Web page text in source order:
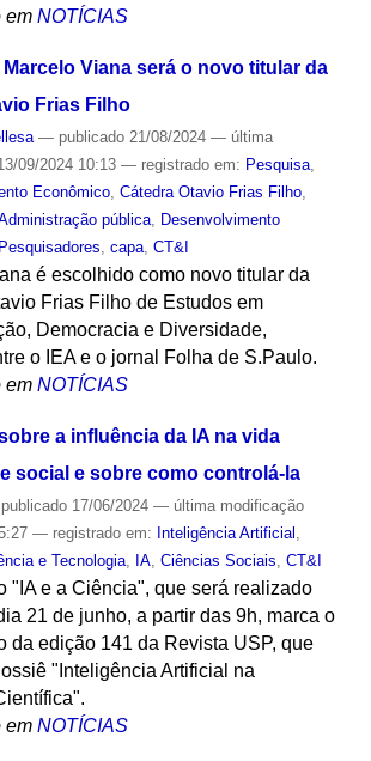
em NOTÍCIAS
Marcelo Viana será o novo titular da
Frias Filho
— publicado21/08/2024 — última
09/2024 10:13 — registrado em: Pesquisa,
Econômico, Cátedra Otavio Frias Filho,
pública,
Desenvolvimento
Pesquisadores capa, CT&I
é escolhido como novo titular da
Frias Filho de Estudos em
Democracia e Diversidade,
o IEA e o jornal Folha de S.Paulo.
em NOTÍCIAS
a influência da IA na vida
social e sobre como controlá-la
publicado17/06/2024 — última modificação
— registrado em: Inteligência Artificial
e Tecnologia, IA, Ciências Sociais CT&I
"IA e a Ciência", que será realizado
21 de junho, a partir das 9h, marca o
da edição 141 da Revista USP, que
"Inteligência Artificial na
em NOTÍCIAS